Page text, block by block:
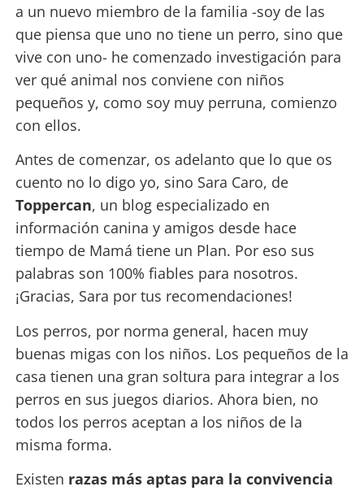
a un nuevo miembro de la familia -soy de las
que piensa que uno no tiene un perro, sino que
vive con uno- he comenzado investigación para
ver qué animal nos conviene con niños
pequeños y, como soy muy perruna, comienzo
con ellos.
Antes de comenzar, os adelanto que lo que os
cuento no lo digo yo, sino Sara Caro, de
Toppercan, un blog especializado en
información canina y amigos desde hace
tiempo de Mamá tiene un Plan. Por eso sus
palabras son 100% fiables para nosotros.
¡Gracias, Sara por tus recomendaciones!
Los perros, por norma general, hacen muy
buenas migas con los niños. Los pequeños de la
casa tienen una gran soltura para integrar a los
perros en sus juegos diarios. Ahora bien, no
todos los perros aceptan a los niños de la
misma forma.
Existen razas más aptas para la convivencia